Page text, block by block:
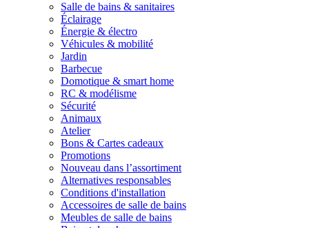
Salle de bains & sanitaires
Éclairage
Énergie & électro
Véhicules & mobilité
Jardin
Barbecue
Domotique & smart home
RC & modélisme
Sécurité
Animaux
Atelier
Bons & Cartes cadeaux
Promotions
Nouveau dans l’assortiment
Alternatives responsables
Conditions d'installation
Accessoires de salle de bains
Meubles de salle de bains